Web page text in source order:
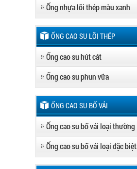
Ống nhựa lõi thép màu xanh
ỐNG CAO SU LÕI THÉP
Ống cao su hút cát
Ống cao su phun vữa
ỐNG CAO SU BỐ VẢI
Ống cao su bố vải loại thường
Ống cao su bố vải loại đặc biệt